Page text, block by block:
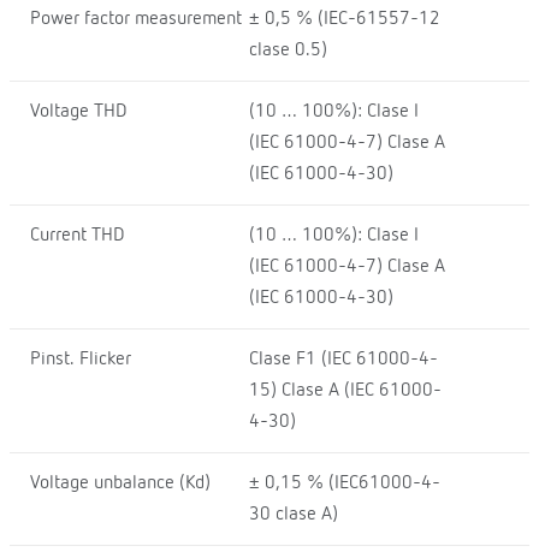
Power factor measurement ± 0,5 % (IEC-61557-12
clase 0.5)
Voltage THD
(10 … 100%): Clase I
(IEC 61000-4-7) Clase A
(IEC 61000-4-30)
Current THD
(10 … 100%): Clase I
(IEC 61000-4-7) Clase A
(IEC 61000-4-30)
Pinst. Flicker
Clase F1 (IEC 61000-4-
15) Clase A (IEC 61000-
4-30)
Voltage unbalance (Kd)
± 0,15 % (IEC61000-4-
30 clase A)